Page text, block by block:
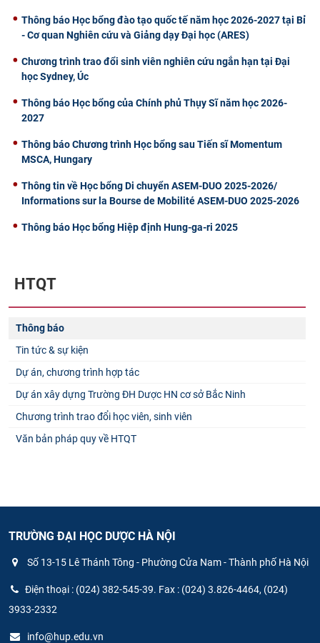
Thông báo Học bổng đào tạo quốc tế năm học 2026-2027 tại Bỉ
- Cơ quan Nghiên cứu và Giảng dạy Đại học (ARES)
Chương trình trao đổi sinh viên nghiên cứu ngắn hạn tại Đại
học Sydney, Úc
Thông báo Học bổng của Chính phủ Thụy Sĩ năm học 2026-
2027
Thông báo Chương trình Học bổng sau Tiến sĩ Momentum
MSCA, Hungary
Thông tin về Học bổng Di chuyển ASEM-DUO 2025-2026/
Informations sur la Bourse de Mobilité ASEM-DUO 2025-2026
Thông báo Học bổng Hiệp định Hung-ga-ri 2025
HTQT
Thông báo
Tin tức & sự kiện
Dự án, chương trình hợp tác
Dự án xây dựng Trường ĐH Dược HN cơ sở Bắc Ninh
Chương trình trao đổi học viên, sinh viên
Văn bản pháp quy về HTQT
TRƯỜNG ĐẠI HỌC DƯỢC HÀ NỘI
Số 13-15 Lê Thánh Tông - Phường Cửa Nam - Thành phố Hà Nội
Điện thoại : (024) 382-545-39. Fax : (024) 3.826-4464, (024)
3933-2332
info@hup.edu.vn